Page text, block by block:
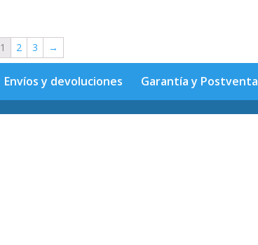
1 2 3 →
Envíos y devoluciones Garantía y Postventa